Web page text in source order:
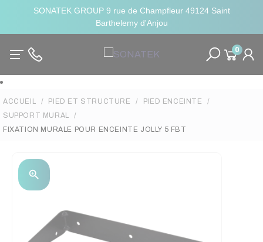
SONATEK GROUP 9 rue de Champfleur 49124 Saint
Barthelemy d'Anjou
0
ACCUEIL PIED ET STRUCTURE
PIED ENCEINTE
SUPPORT MURAL
FIXATION MURALE POUR ENCEINTE JOLLY 5 FBT
zoom_in